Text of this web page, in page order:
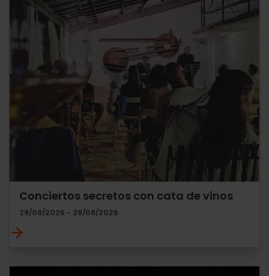
Conciertos secretos con cata de vinos
29/08/2026 - 29/08/2026